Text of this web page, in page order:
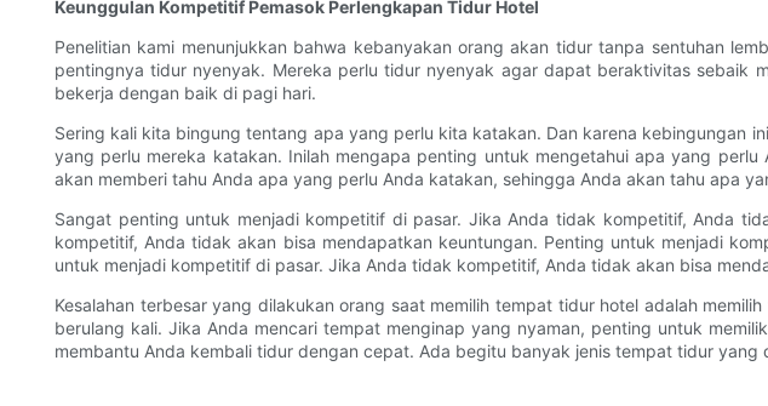
Keunggulan Kompetitif Pemasok Perlengkapan Tidur Hotel
Penelitian kami menunjukkan bahwa kebanyakan orang akan tidur tanpa sentuhan
pentingnya tidur nyenyak. Mereka perlu tidur nyenyak agar dapat beraktivitas
bekerja dengan baik di pagi hari.
Sering kali kita bingung tentang apa yang perlu kita katakan. Dan karena kebingungan
yang perlu mereka katakan. Inilah mengapa penting untuk mengetahui apa yang
akan memberi tahu Anda apa yang perlu Anda katakan, sehingga Anda akan tahu apa
Sangat penting untuk menjadi kompetitif di pasar. Jika Anda tidak kompetitif, Anda
kompetitif, Anda tidak akan bisa mendapatkan keuntungan. Penting untuk menjadi
untuk menjadi kompetitif di pasar. Jika Anda tidak kompetitif, Anda tidak akan bisa
Kesalahan terbesar yang dilakukan orang saat memilih tempat tidur hotel adalah
berulang kali. Jika Anda mencari tempat menginap yang nyaman, penting untuk
membantu Anda kembali tidur dengan cepat. Ada begitu banyak jenis tempat tidur